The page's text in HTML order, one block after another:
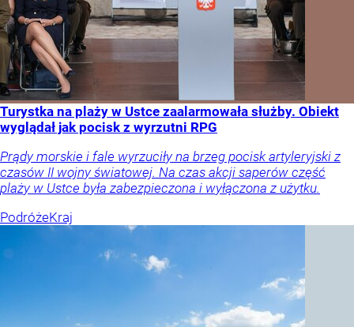
Turystka na plaży w Ustce zaalarmowała służby. Obiekt
wyglądał jak pocisk z wyrzutni RPG
Prądy morskie i fale wyrzuciły na brzeg pocisk artyleryjski z
czasów II wojny światowej. Na czas akcji saperów część
plaży w Ustce była zabezpieczona i wyłączona z użytku.
PodróżeKraj